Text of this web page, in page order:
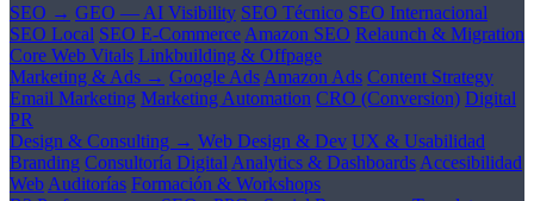
SEO → GEO — AI Visibility SEO Técnico SEO Internacional
SEO Local SEO E-Commerce Amazon SEO Relaunch & Migration
Core Web Vitals Linkbuilding & Offpage
Marketing & Ads → Google Ads Amazon Ads Content Strategy
Email Marketing Marketing Automation CRO (Conversion) Digital
PR
Design & Consulting → Web Design & Dev UX & Usabilidad
Branding Consultoría Digital Analytics & Dashboards Accesibilidad
Web Auditorías Formación & Workshops